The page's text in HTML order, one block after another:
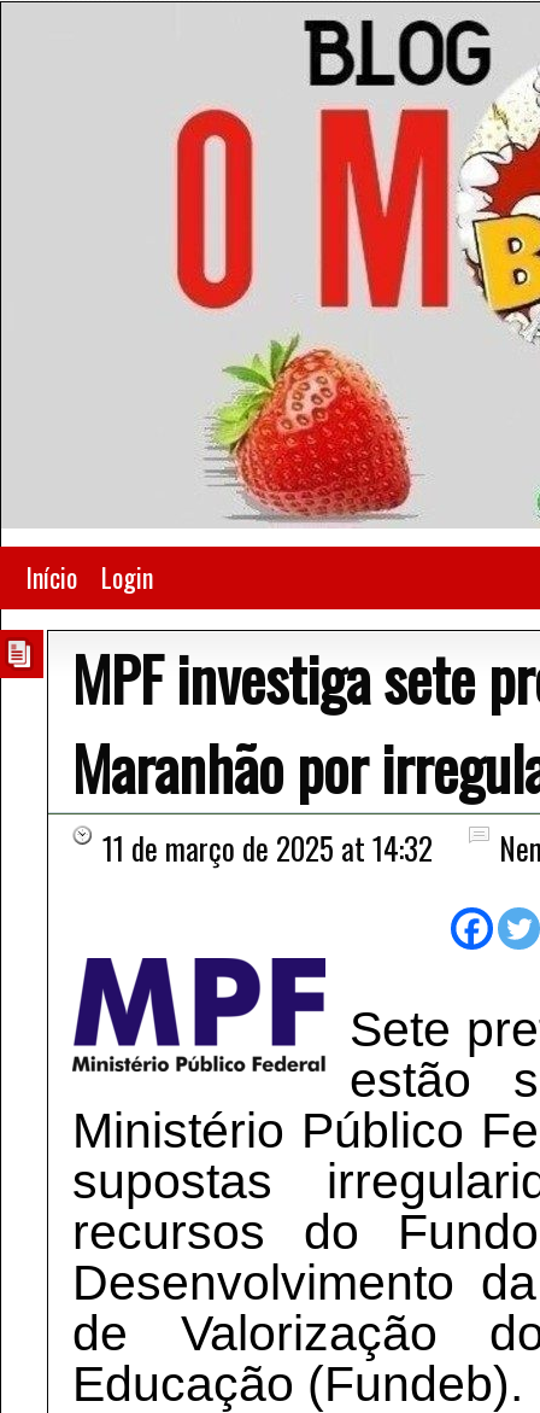
Início Login
MPF investiga sete
Maranhão por
11 de março de 2025 at 14:32
Sete
estão
Ministério Público
supostas
recursos do
Desenvolvimento
de Valorização
Educação (Fundeb).